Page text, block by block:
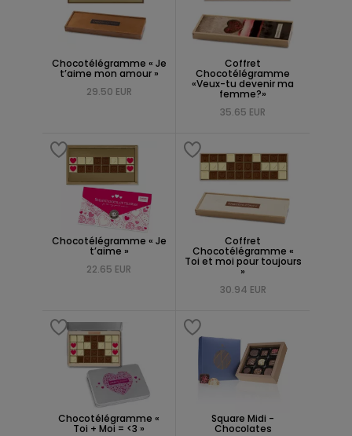
Chocotélégramme « Je
t’aime mon amour »
29.50 EUR
Coffret
Chocotélégramme
«Veux-tu devenir ma
femme?»
35.65 EUR
Chocotélégramme « Je
t’aime »
22.65 EUR
Coffret
Chocotélégramme «
Toi et moi pour toujours
»
30.94 EUR
Chocotélégramme «
Toi + Moi = <3 »
Square Midi -
Chocolates